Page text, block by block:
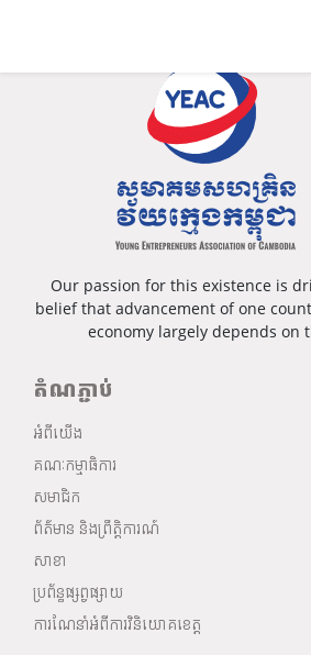
Our passion for this existence is
belief that advancement of one
economy largely depends on
តំណភ្ជាប់
អំពីយើង
គណៈកម្មាធិការ
សមាជិក
ព័ត៌មាន និងព្រឹត្តិការណ៍
សាខា
ប្រព័ន្ធផ្សព្វផ្សាយ
ការណែនាំអំពីការវិនិយោគខេត្ត